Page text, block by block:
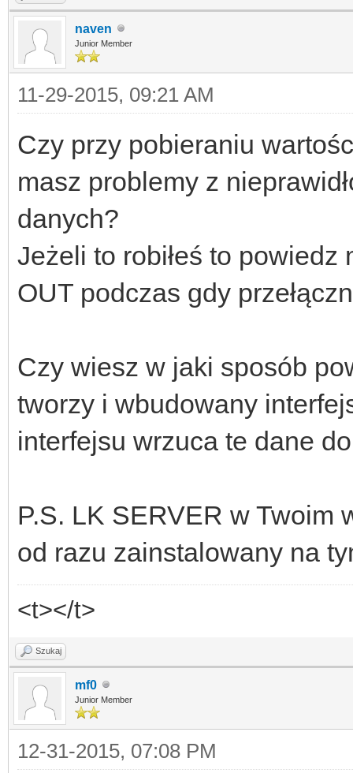
naven
Junior Member
11-29-2015, 09:21 AM
Czy przy pobieraniu
masz problemy z
danych?
Jeżeli to robiłeś to
OUT podczas gdy
Czy wiesz w jaki sposób
tworzy i wbudowany
interfejsu wrzuca te dane
P.S. LK SERVER w Twoim
od razu zainstalowany na
<t></t>
Szukaj
mf0
Junior Member
12-31-2015, 07:08 PM